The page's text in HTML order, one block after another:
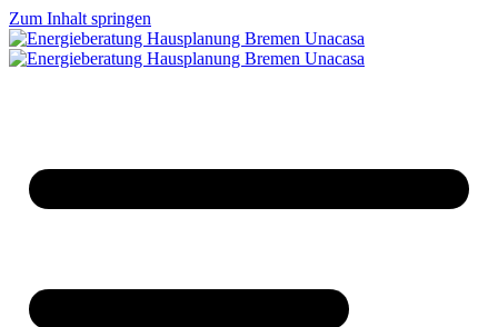
Zum Inhalt springen